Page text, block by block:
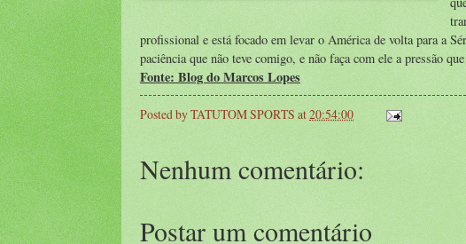
profissional e está focado em levar o América de volta para a
paciência que não teve comigo, e não faça com ele a pressão
Fonte: Blog do Marcos Lopes
Posted byTATUTOM SPORTS at20:54:00
Nenhum comentário:
Postar um comentário